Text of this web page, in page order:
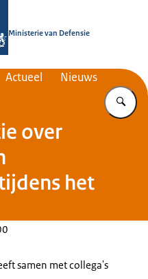
Ministerie van Defensie
Actueel Nieuws
over
het
samen met collega's